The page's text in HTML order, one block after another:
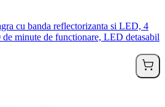
cu banda reflectorizanta si LED, 4
minute de functionare, LED detasabil